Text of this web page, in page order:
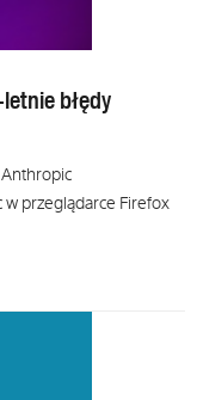
błędy
w przeglądarce Firefox